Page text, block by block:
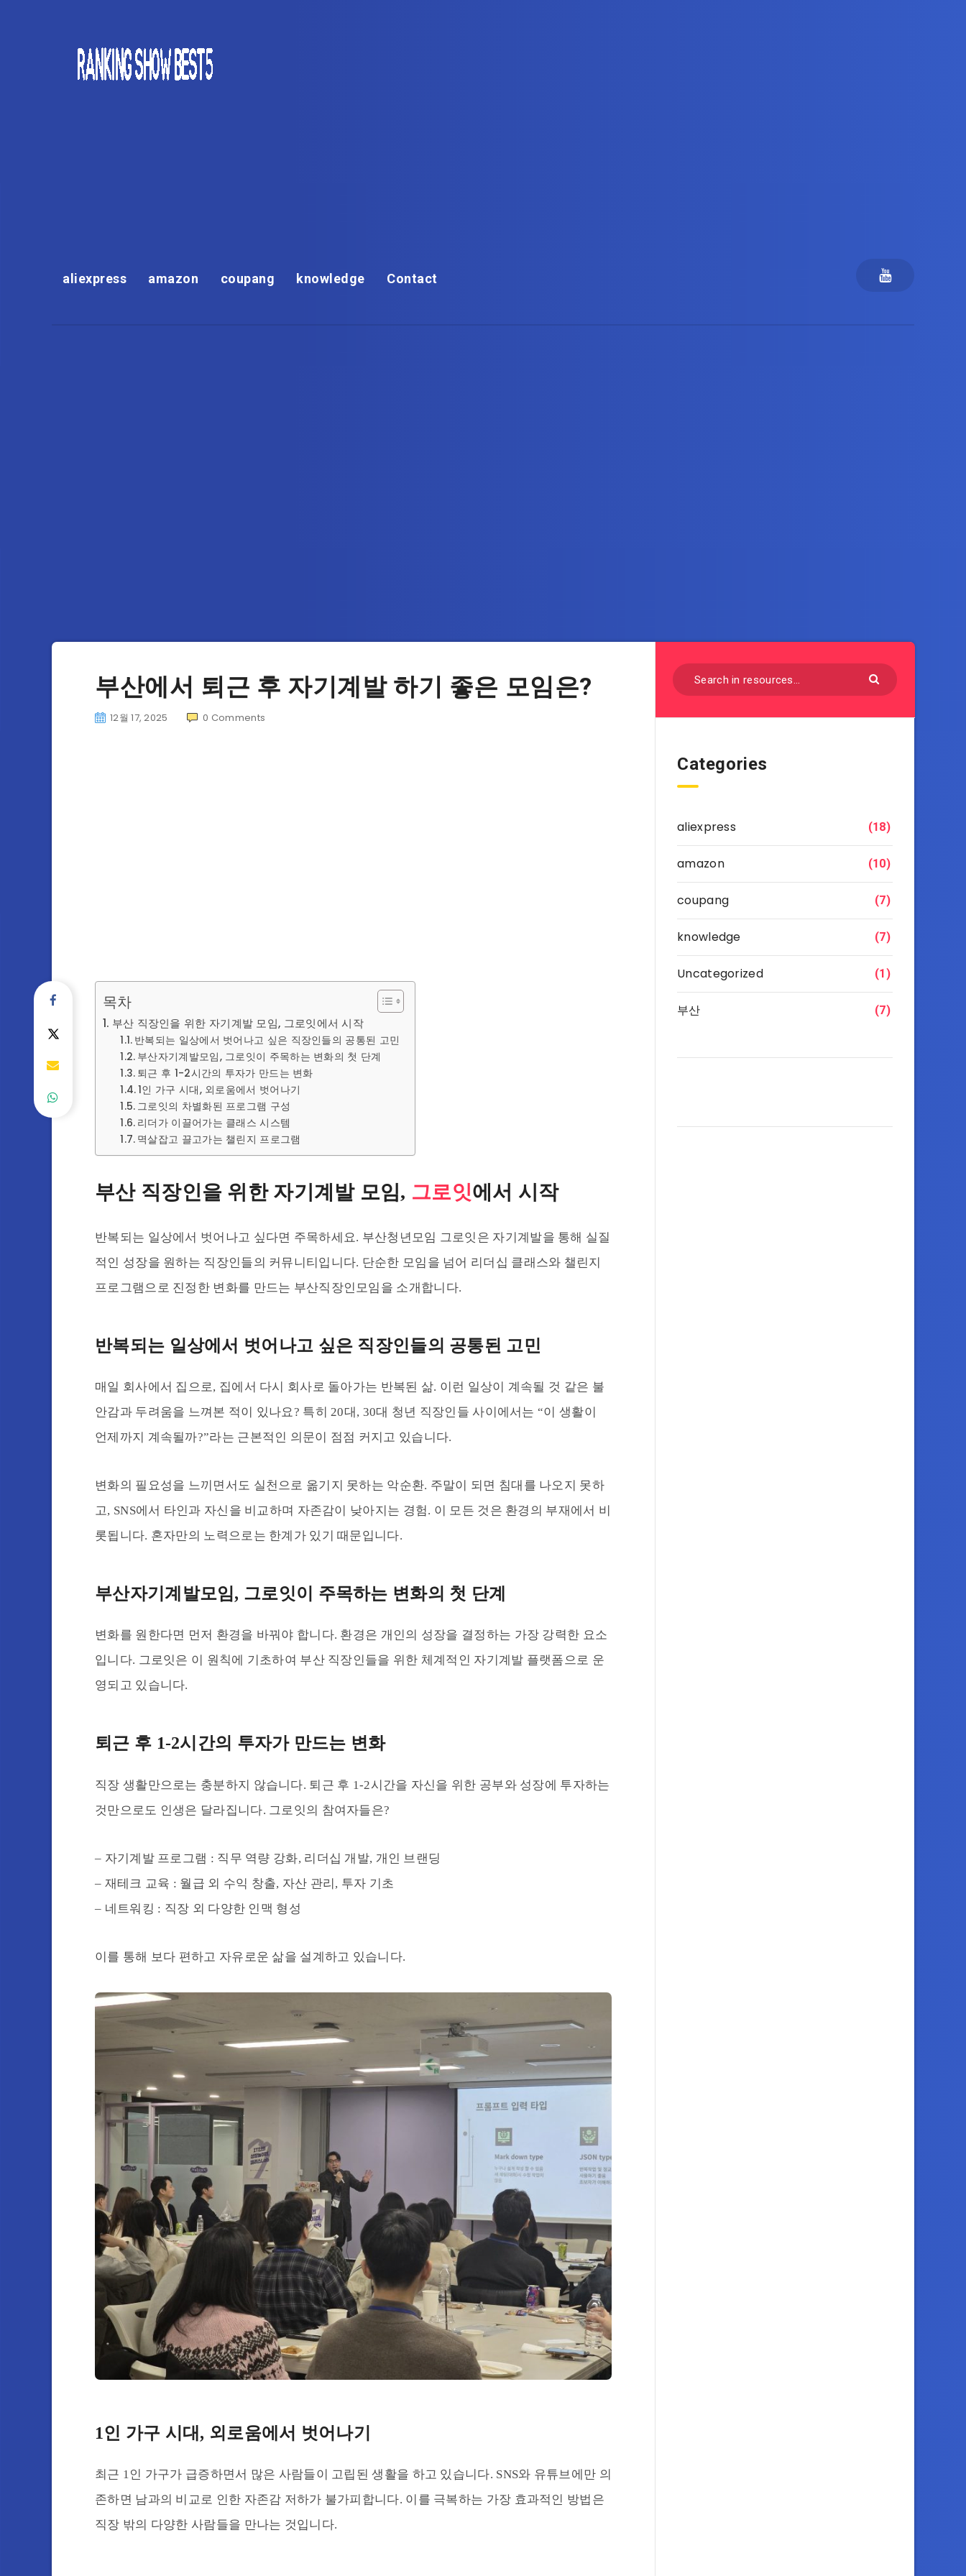
aliexpress amazon coupang knowledge Contact
부산에서 퇴근 후 자기계발 하기 좋은 모임은?
12월 17, 2025 0 Comments
목차
부산 직장인을 위한 자기계발 모임, 그로잇에서 시작
반복되는 일상에서 벗어나고 싶은 직장인들의 공통된 고민
부산자기계발모임, 그로잇이 주목하는 변화의 첫 단계
퇴근 후 1-2시간의 투자가 만드는 변화
1인 가구 시대, 외로움에서 벗어나기
그로잇의 차별화된 프로그램 구성
리더가 이끌어가는 클래스 시스템
멱살잡고 끌고가는 챌린지 프로그램
부산 직장인을 위한 자기계발 모임, 그로잇에서 시작
반복되는 일상에서 벗어나고 싶다면 주목하세요. 부산청년모임 그로잇은 자기계발을 통해 실질
적인 성장을 원하는 직장인들의 커뮤니티입니다. 단순한 모임을 넘어 리더십 클래스와 챌린지
프로그램으로 진정한 변화를 만드는 부산직장인모임을 소개합니다.
반복되는 일상에서 벗어나고 싶은 직장인들의 공통된 고민
매일 회사에서 집으로, 집에서 다시 회사로 돌아가는 반복된 삶. 이런 일상이 계속될 것 같은 불
안감과 두려움을 느껴본 적이 있나요? 특히 20대, 30대 청년 직장인들 사이에서는 “이 생활이
언제까지 계속될까?”라는 근본적인 의문이 점점 커지고 있습니다.
변화의 필요성을 느끼면서도 실천으로 옮기지 못하는 악순환. 주말이 되면 침대를 나오지 못하
고, SNS에서 타인과 자신을 비교하며 자존감이 낮아지는 경험. 이 모든 것은 환경의 부재에서 비
롯됩니다. 혼자만의 노력으로는 한계가 있기 때문입니다.
부산자기계발모임, 그로잇이 주목하는 변화의 첫 단계
변화를 원한다면 먼저 환경을 바꿔야 합니다. 환경은 개인의 성장을 결정하는 가장 강력한 요소
입니다. 그로잇은 이 원칙에 기초하여 부산 직장인들을 위한 체계적인 자기계발 플랫폼으로 운
영되고 있습니다.
퇴근 후 1-2시간의 투자가 만드는 변화
직장 생활만으로는 충분하지 않습니다. 퇴근 후 1-2시간을 자신을 위한 공부와 성장에 투자하는
것만으로도 인생은 달라집니다. 그로잇의 참여자들은?
– 자기계발 프로그램 : 직무 역량 강화, 리더십 개발, 개인 브랜딩
– 재테크 교육 : 월급 외 수익 창출, 자산 관리, 투자 기초
– 네트워킹 : 직장 외 다양한 인맥 형성
이를 통해 보다 편하고 자유로운 삶을 설계하고 있습니다.
1인 가구 시대, 외로움에서 벗어나기
최근 1인 가구가 급증하면서 많은 사람들이 고립된 생활을 하고 있습니다. SNS와 유튜브에만 의
존하면 남과의 비교로 인한 자존감 저하가 불가피합니다. 이를 극복하는 가장 효과적인 방법은
직장 밖의 다양한 사람들을 만나는 것입니다.
Categories
aliexpress (18)
amazon (10)
coupang (7)
knowledge (7)
Uncategorized (1)
부산 (7)